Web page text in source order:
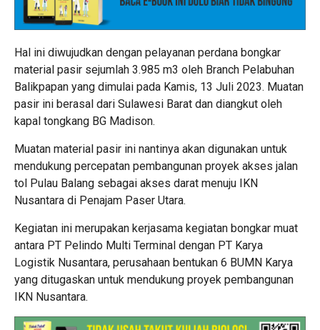
Hal ini diwujudkan dengan pelayanan perdana bongkar
material pasir sejumlah 3.985 m3 oleh Branch Pelabuhan
Balikpapan yang dimulai pada Kamis, 13 Juli 2023. Muatan
pasir ini berasal dari Sulawesi Barat dan diangkut oleh
kapal tongkang BG Madison.
Muatan material pasir ini nantinya akan digunakan untuk
mendukung percepatan pembangunan proyek akses jalan
tol Pulau Balang sebagai akses darat menuju IKN
Nusantara di Penajam Paser Utara.
Kegiatan ini merupakan kerjasama kegiatan bongkar muat
antara PT Pelindo Multi Terminal dengan PT Karya
Logistik Nusantara, perusahaan bentukan 6 BUMN Karya
yang ditugaskan untuk mendukung proyek pembangunan
IKN Nusantara.